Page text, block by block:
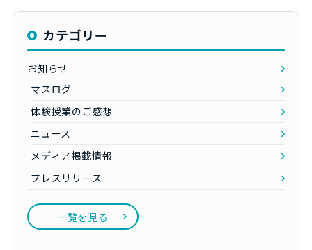
カテゴリー
お知らせ
マスログ
体験授業のご感想
ニュース
メディア掲載情報
プレスリリース
一覧を見る